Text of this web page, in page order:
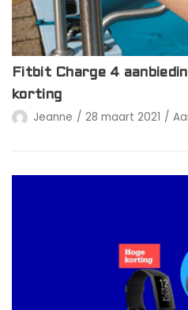
Fitbit Charge 4
korting
Jeanne 28 maart 2021